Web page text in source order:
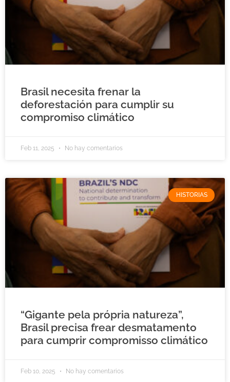
Brasil necesita frenar la
deforestación para cumplir su
compromiso climático
Feb 11, 2025 No hay comentarios
HISTORIAS
“Gigante pela própria natureza”,
Brasil precisa frear desmatamento
para cumprir compromisso climático
Feb 10, 2025 No hay comentarios